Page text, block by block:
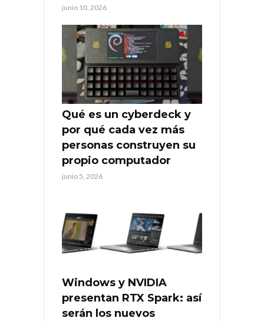
junio 10, 2026
Qué es un cyberdeck y
por qué cada vez más
personas construyen su
propio computador
junio 5, 2026
Windows y NVIDIA
presentan RTX Spark: así
serán los nuevos